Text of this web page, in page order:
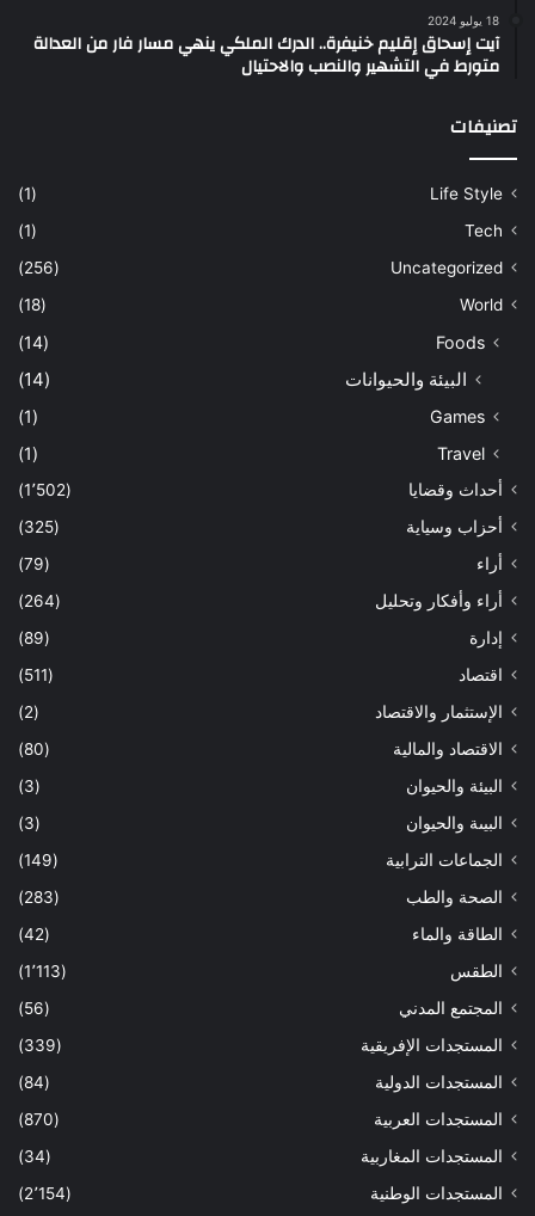
18 يوليو 2024
آيت إسحاق إقليم خنيفرة.. الدرك الملكي ينهي مسار فار من العدالة
متورط في التشهير والنصب والاحتيال
تصنيفات
Life Style
(1)
Tech
(1)
Uncategorized
(256)
World
(18)
Foods
(14)
البيئة والحيوانات (14)
Games
(1)
Travel
(1)
أحداث وقضايا
(1٬502)
أحزاب وسياية
(325)
أراء
(79)
أراء وأفكار وتحليل
(264)
إدارة
(89)
اقتصاد
(511)
الإستثمار والاقتصاد
(2)
الاقتصاد والمالية
(80)
البيئة والحيوان
(3)
البيىة والحيوان
(3)
الجماعات الترابية
(149)
الصحة والطب
(283)
الطاقة والماء
(42)
الطقس
(1٬113)
المجتمع المدني
(56)
المستجدات الإفريقية
(339)
المستجدات الدولية
(84)
المستجدات العربية
(870)
المستجدات المغاربية
(34)
المستجدات الوطنية
(2٬154)